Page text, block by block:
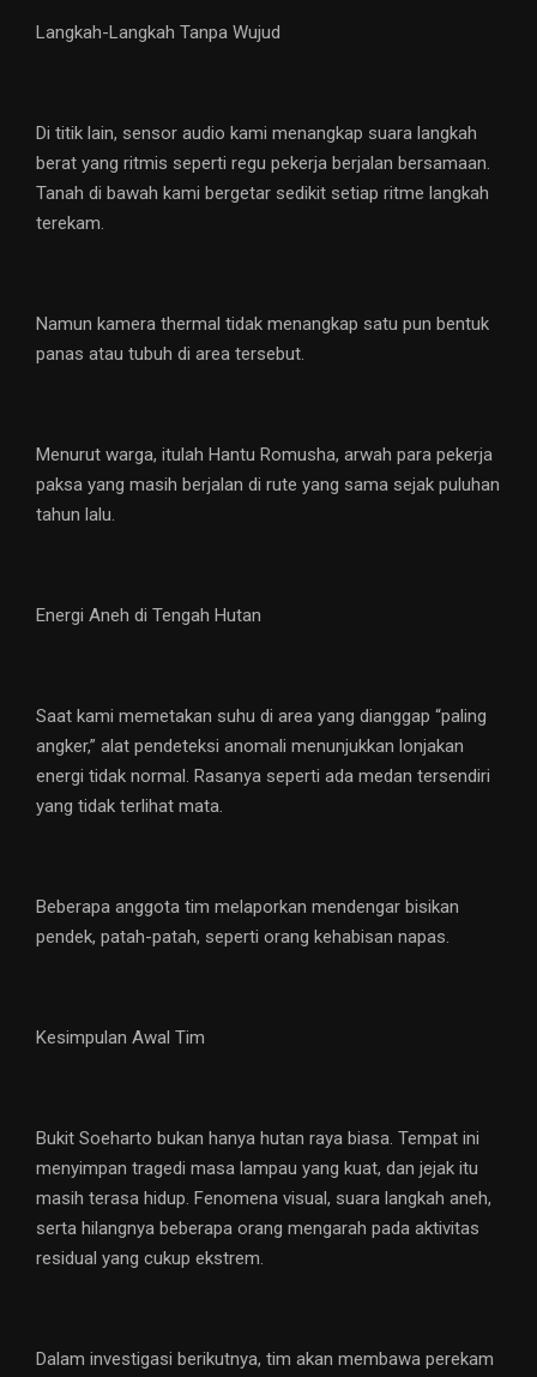
Langkah-Langkah Tanpa Wujud
Di titik lain, sensor audio kami menangkap suara langkah
berat yang ritmis seperti regu pekerja berjalan bersamaan.
Tanah di bawah kami bergetar sedikit setiap ritme langkah
terekam.
Namun kamera thermal tidak menangkap satu pun bentuk
panas atau tubuh di area tersebut.
Menurut warga, itulah Hantu Romusha, arwah para pekerja
paksa yang masih berjalan di rute yang sama sejak puluhan
tahun lalu.
Energi Aneh di Tengah Hutan
Saat kami memetakan suhu di area yang dianggap “paling
angker,” alat pendeteksi anomali menunjukkan lonjakan
energi tidak normal. Rasanya seperti ada medan tersendiri
yang tidak terlihat mata.
Beberapa anggota tim melaporkan mendengar bisikan
pendek, patah-patah, seperti orang kehabisan napas.
Kesimpulan Awal Tim
Bukit Soeharto bukan hanya hutan raya biasa. Tempat ini
menyimpan tragedi masa lampau yang kuat, dan jejak itu
masih terasa hidup. Fenomena visual, suara langkah aneh,
serta hilangnya beberapa orang mengarah pada aktivitas
residual yang cukup ekstrem.
Dalam investigasi berikutnya, tim akan membawa perekam